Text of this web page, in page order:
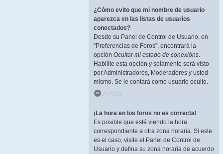
¿Cómo evito que mi nombre de usuario
aparezca en las listas de usuarios
conectados?
Desde su Panel de Control de Usuario, en
“Preferencias de Foros”, encontrará la
opción Ocultar mi estado de conexións.
Habilite esta opción y solamente será visto
por Administradores, Moderadores y usted
mismo. Se le contará como usuario oculto.
Arriba
¡La hora en los foros no es correcta!
Es posible que esté viendo la hora
correspondiente a otra zona horaria. Si este
es el caso, visite el Panel de Control de
Usuario y defina su zona horaria de acuerdo